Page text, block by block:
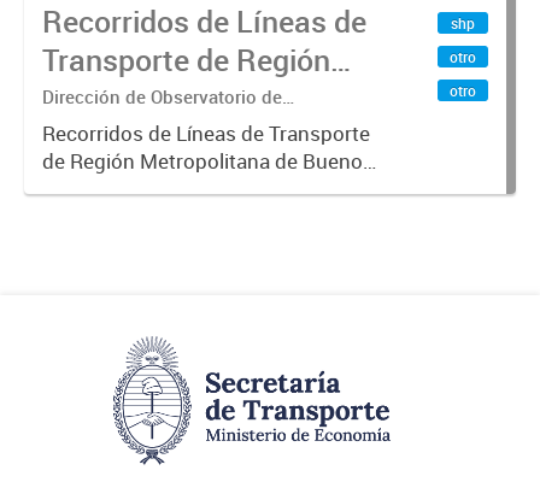
Recorridos de Líneas de
Transporte de Región
Metropolitana de
Buenos Aires (RMBA)
Dirección de Observatorio de
Transporte, Estudio y Sistemas
Recorridos de Líneas de Transporte
de Región Metropolitana de Buenos
Aires (RMBA).-
shp
otro
otro